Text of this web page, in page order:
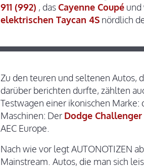
911 (992) , dasCayenne Coupé und
elektrischen Taycan 4S nördlich
Zu den teuren und seltenen Autos,
darüber berichten durfte, zählten
Testwagen einer ikonischen Marke:
Maschinen: Der Dodge Challenger
AEC Europe.
Nach wie vor legt AUTONOTIZEN
Mainstream. Autos, die man sich